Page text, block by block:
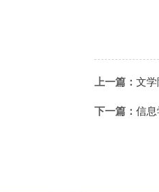
上一篇： 文
下一篇： 信